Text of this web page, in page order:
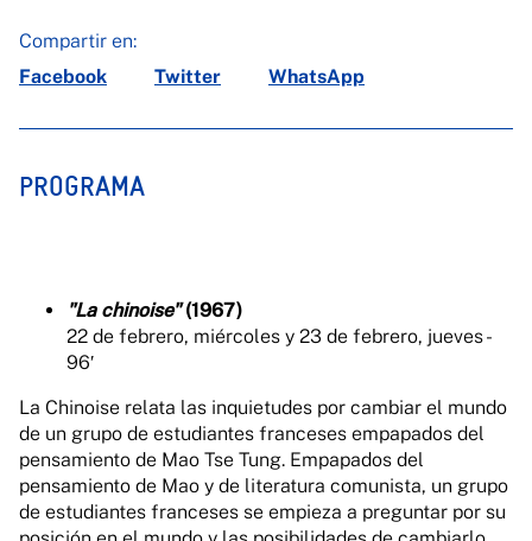
Compartir en:
Facebook
Twitter WhatsApp
PROGRAMA
"La chinoise" (1967)
22 de febrero, miércoles y 23 de febrero, jueves -
96′
La Chinoise relata las inquietudes por cambiar el mundo
de un grupo de estudiantes franceses empapados del
pensamiento de Mao Tse Tung. Empapados del
pensamiento de Mao y de literatura comunista, un grupo
de estudiantes franceses se empieza a preguntar por su